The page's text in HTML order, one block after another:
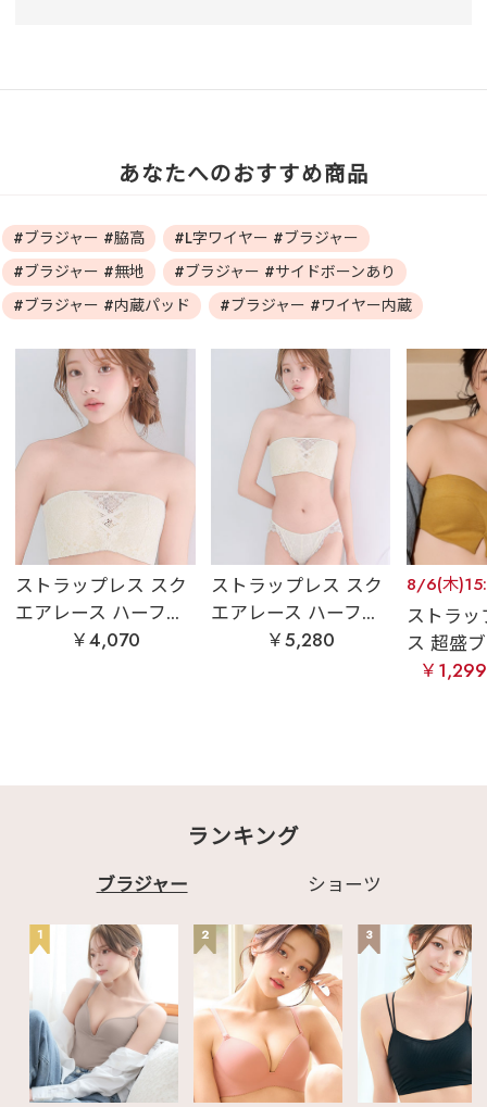
あなたへのおすすめ商品
#ブラジャー #脇高
#L字ワイヤー #ブラジャー
#ブラジャー #無地
#ブラジャー #サイドボーンあり
#ブラジャー #内蔵パッド
#ブラジャー #ワイヤー内蔵
ストラップレス スク
エアレース ハーフ...
￥4,070
ストラップレス スク
エアレース ハーフ...
￥5,280
8/6(木
ストラ
ス 超盛
￥
ランキング
ブラジャー ショーツ
1 2 3